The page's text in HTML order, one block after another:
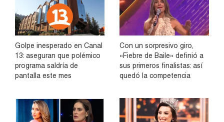
Golpe inesperado en Canal
13: aseguran que polémico
programa saldría de
pantalla este mes
Con un sorpresivo giro,
«Fiebre de Baile» definió a
sus primeros finalistas: así
quedó la competencia